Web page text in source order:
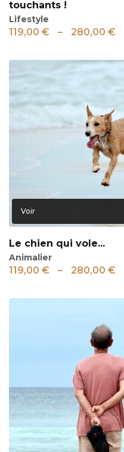
touchants !
Lifestyle
119,00 € – 280,00 €
Voir
Le chien qui vole...
Animalier
119,00 € – 280,00 €